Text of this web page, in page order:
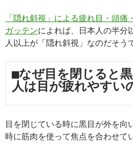
「隠れ斜視」による疲れ目・頭痛
ガッテンによれば、日本人の半分
人以上が「隠れ斜視」なのだそう
■なぜ目を閉じると
人は目が疲れやすい
目を閉じている時に黒目が外を向
時に筋肉を使って焦点を合わせて